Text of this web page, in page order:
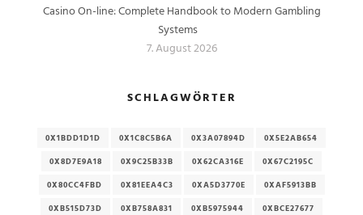
Casino On-line: Complete Handbook to Modern Gambling
Systems
7. August 2026
SCHLAGWÖRTER
0X1BDD1D1D 0X1C8C5B6A 0X3A07894D
0X5E2AB654
0X8D7E9A18
0X9C25B33B 0X62CA316E
0X67C2195C
0X80CC4FBD
0X81EEA4C3 0XA5D3770E
0XAF5913BB
0XB515D73D
0XB758A831 0XB5975944
0XBCE27677